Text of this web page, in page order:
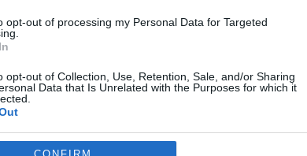
opt-out of processing my Personal Data for Targeted
opt-out of Collection, Use, Retention, Sale, and/or Sharing
Data that Is Unrelated with the Purposes for which it